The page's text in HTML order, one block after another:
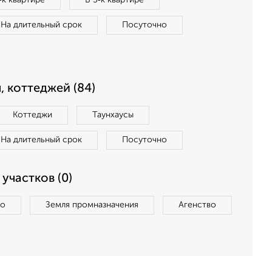
На длительный срок Посуточно
коттеджей (84)
Коттеджи Таунхаусы
На длительный срок Посуточно
(0)
Земля промназначения Агенство